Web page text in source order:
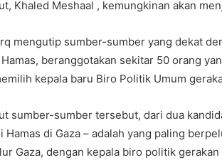
Khaled Meshaal , kemungkinan akan
mengutip sumber-sumber yang dekat
beranggotakan sekitar 50 orang
kepala baru Biro Politik Umum
sumber-sumber tersebut, dari dua
Hamas di Gaza – adalah yang paling
Gaza, dengan kepala biro politik